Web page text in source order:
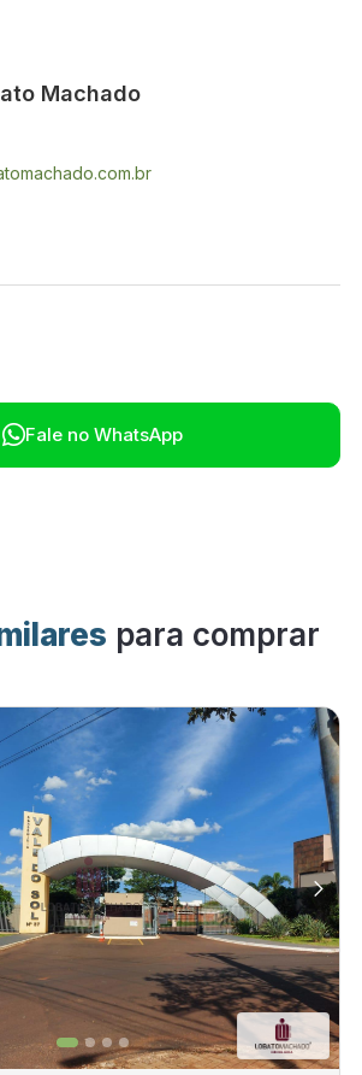
Machado
Fale no WhatsApp
para comprar